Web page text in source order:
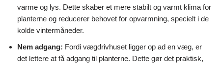
varme og lys. Dette skaber et mere stabilt og varmt klima for
planterne og reducerer behovet for opvarmning, specielt i de
kolde vintermåneder.
Nem adgang: Fordi vægdrivhuset ligger op ad en væg, er
det lettere at få adgang til planterne. Dette gør det praktisk,